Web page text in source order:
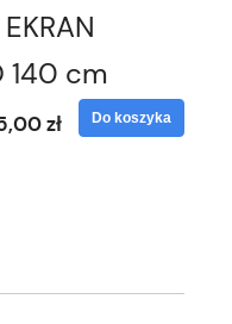
140 cm
zł Do koszyka